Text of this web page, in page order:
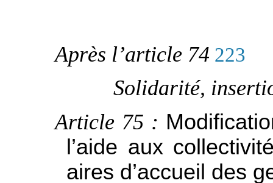
Après l’article 74223
Solidarité,
Article 75 :
l’aide aux
aires d’accueil des